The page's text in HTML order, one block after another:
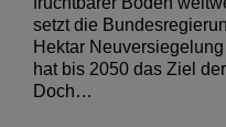
setzt die
Hektar
hat bis 2050 das Ziel
Doch…